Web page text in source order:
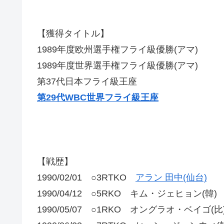
【獲得タイトル】
1989年度欧州選手権フライ級優勝(アマ)
1989年度世界選手権フライ級優勝(アマ)
第37代日本フライ級王座
第29代WBC世界フライ級王座
【戦歴】
1990/02/01 ○3RTKO アラン 田中(仙台)
1990/04/12 ○5RKO キム・ジェヒョン(韓)
1990/05/07 ○1RKO オングラオ・ベイゴ(